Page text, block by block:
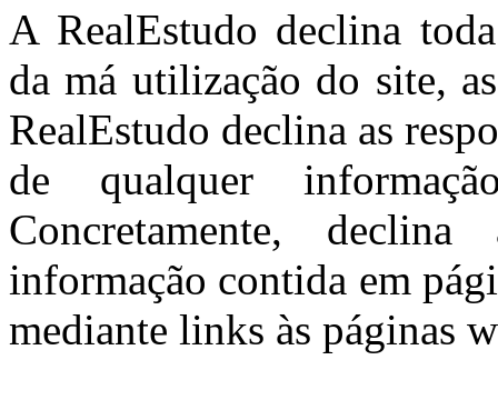
A RealEstudo declina
da má utilização do site,
RealEstudo declina as
de qualquer
Concretamente,
informação contida em
mediante links às páginas